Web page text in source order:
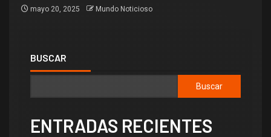
mayo 20, 2025 Mundo Noticioso
BUSCAR
Buscar
ENTRADAS RECIENTES